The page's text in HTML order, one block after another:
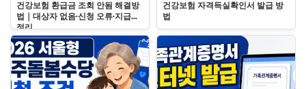
건강보험 환급금 조회 안됨 해결방
법｜대상자 없음·신청 오류·지급일
정리
건강보험 자격득실확인서 발급 방
법